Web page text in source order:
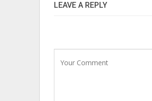
LEAVE A REPLY